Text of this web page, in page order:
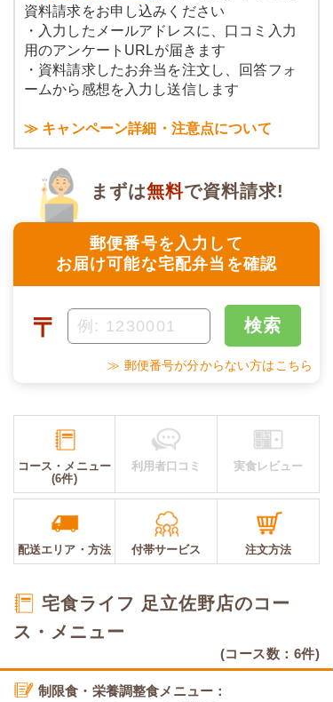
資料請求をお申し込みください
・入力したメールアドレスに、口コミ入力
用のアンケートURLが届きます
・資料請求したお弁当を注文し、回答フォ
ームから感想を入力し送信します
≫ キャンペーン詳細・注意点について
郵便番号を入力して
お届け可能な宅配弁当を確認
まずは無料で資料請求!
〒 検索
≫ 郵便番号が分からない方はこちら
コース・メニュー
(6件)
利用者口コミ 実食レビュー
配送エリア・ 方法 付帯サービス 注文方法
宅食ライフ 足立佐野店のコー
ス・メニュー
(コース数：6件)
制限食・栄養調整食メニュー：